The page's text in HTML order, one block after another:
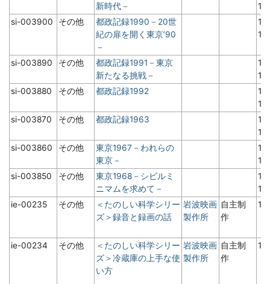
新時代－
1
si-003900
その他
都政記録1990－20世
紀の扉を開く東京’90
－
1
si-003890 その他
都政記録1991－東京
新たなる挑戦－
1
si-003880
その他 都政記録1992
1
si-003870
その他 都政記録1963
1
si-003860
その他
東京1967－われらの
東京－
1
si-003850
その他
東京1968－シビルミ
ニマムを求めて－
1
ie-00235
その他
＜たのしい科学シリー
ズ＞録音と録画の話
岩波映画
製作所
自主制
作
ie-00234 その他
＜たのしい科学シリー
ズ＞冷蔵庫の上手な使
い方
岩波映画
製作所
自主制
作